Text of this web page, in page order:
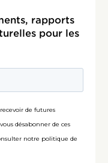
rapports
pour les